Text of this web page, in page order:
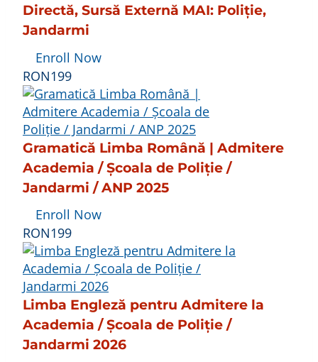
Directă, Sursă Externă MAI: Poliție,
Jandarmi
Enroll Now
RON199
Gramatică Limba Română | Admitere
Academia / Școala de Poliție /
Jandarmi / ANP 2025
Enroll Now
RON199
Limba Engleză pentru Admitere la
Academia / Școala de Poliție /
Jandarmi 2026